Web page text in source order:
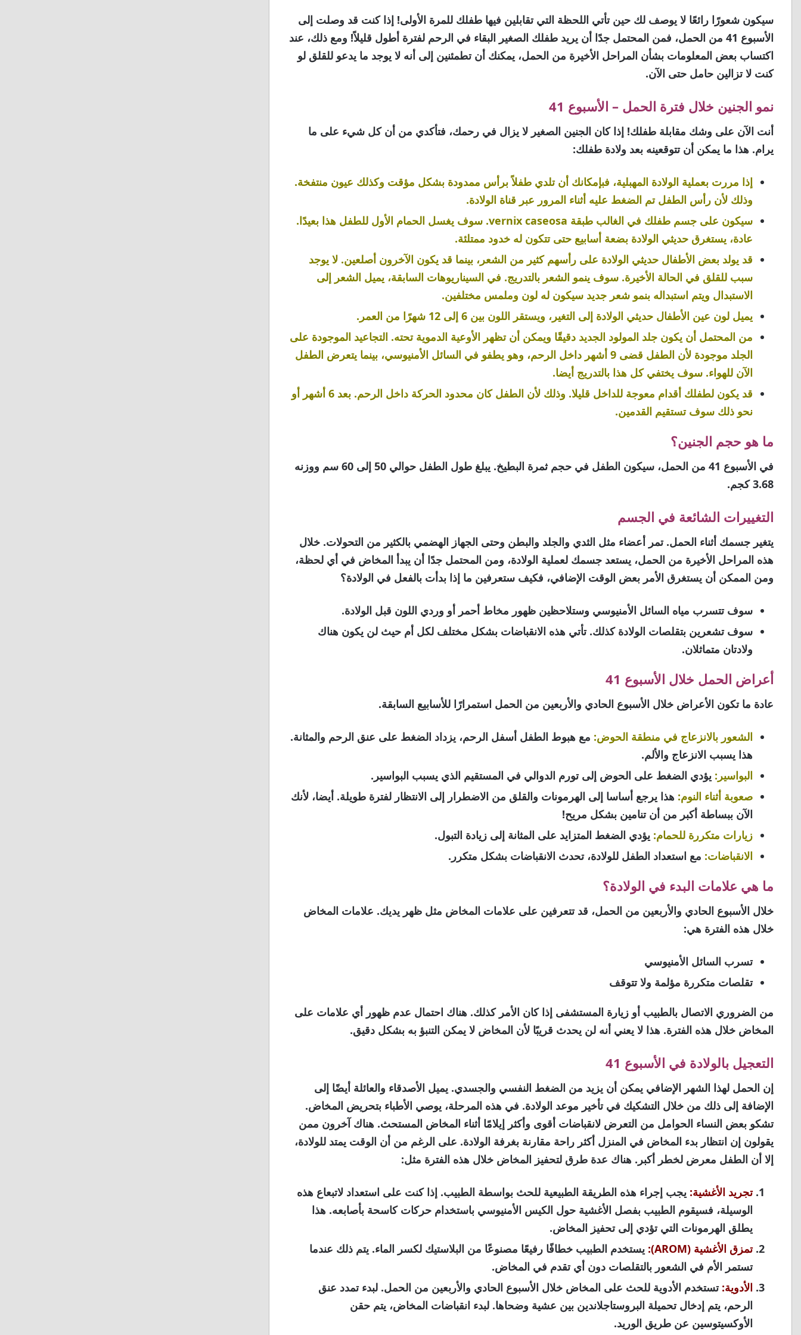
سيكون شعورًا رائعًا لا يوصف لك حين تأتي اللحظة التي تقابلين فيها طفلك للمرة الأولى! إذا كنت قد وصلت إلى
الأسبوع 41 من الحمل، فمن المحتمل جدًا أن يريد طفلك الصغير البقاء في الرحم لفترة أطول قليلاً! ومع ذلك، عند
اكتساب بعض المعلومات بشأن المراحل الأخيرة من الحمل، يمكنك أن تطمئنين إلى أنه لا يوجد ما يدعو للقلق لو
كنت لا تزالين حامل حتى الآن.
نمو الجنين خلال فترة الحمل – الأسبوع 41
أنت الآن على وشك مقابلة طفلك! إذا كان الجنين الصغير لا يزال في رحمك، فتأكدي من أن كل شيء على ما
يرام. هذا ما يمكن أن تتوقعينه بعد ولادة طفلك:
إذا مررت بعملية الولادة المهبلية، فبإمكانك أن تلدي طفلاً برأس ممدودة بشكل مؤقت وكذلك عيون منتفخة.
وذلك لأن رأس الطفل تم الضغط عليه أثناء المرور عبر قناة الولادة.
سيكون على جسم طفلك في الغالب طبقة vernix caseosa. سوف يغسل الحمام الأول للطفل هذا بعيدًا.
عادة، يستغرق حديثي الولادة بضعة أسابيع حتى تتكون له خدود ممتلئة.
قد يولد بعض الأطفال حديثي الولادة على رأسهم كثير من الشعر، بينما قد يكون الآخرون أصلعين. لا يوجد
سبب للقلق في الحالة الأخيرة. سوف ينمو الشعر بالتدريج. في السيناريوهات السابقة، يميل الشعر إلى
الاستبدال ويتم استبداله بنمو شعر جديد سيكون له لون وملمس مختلفين.
يميل لون عين الأطفال حديثي الولادة إلى التغير، ويستقر اللون بين 6 إلى 12 شهرًا من العمر.
من المحتمل أن يكون جلد المولود الجديد دقيقًا ويمكن أن تظهر الأوعية الدموية تحته. التجاعيد الموجودة على
الجلد موجودة لأن الطفل قضى 9 أشهر داخل الرحم، وهو يطفو في السائل الأمنيوسي، بينما يتعرض الطفل
الآن للهواء. سوف يختفي كل هذا بالتدريج أيضا.
قد يكون لطفلك أقدام معوجة للداخل قليلا. وذلك لأن الطفل كان محدود الحركة داخل الرحم. بعد 6 أشهر أو
نحو ذلك سوف تستقيم القدمين.
ما هو حجم الجنين؟
في الأسبوع 41 من الحمل، سيكون الطفل في حجم ثمرة البطيخ. يبلغ طول الطفل حوالي 50 إلى 60 سم ووزنه
3.68 كجم.
التغييرات الشائعة في الجسم
يتغير جسمك أثناء الحمل. تمر أعضاء مثل الثدي والجلد والبطن وحتى الجهاز الهضمي بالكثير من التحولات. خلال
هذه المراحل الأخيرة من الحمل، يستعد جسمك لعملية الولادة، ومن المحتمل جدًا أن يبدأ المخاض في أي لحظة،
ومن الممكن أن يستغرق الأمر بعض الوقت الإضافي، فكيف ستعرفين ما إذا بدأت بالفعل في الولادة؟
سوف تتسرب مياه السائل الأمنيوسي وستلاحظين ظهور مخاط أحمر أو وردي اللون قبل الولادة.
سوف تشعرين بتقلصات الولادة كذلك. تأتي هذه الانقباضات بشكل مختلف لكل أم حيث لن يكون هناك
ولادتان متماثلان.
أعراض الحمل خلال الأسبوع 41
عادة ما تكون الأعراض خلال الأسبوع الحادي والأربعين من الحمل استمرارًا للأسابيع السابقة.
الشعور بالانزعاج في منطقة الحوض: مع هبوط الطفل أسفل الرحم، يزداد الضغط على عنق الرحم والمثانة.
هذا يسبب الانزعاج والألم.
البواسير: يؤدي الضغط على الحوض إلى تورم الدوالي في المستقيم الذي يسبب البواسير.
صعوبة أثناء النوم: هذا يرجع أساسا إلى الهرمونات والقلق من الاضطرار إلى الانتظار لفترة طويلة. أيضا، لأنك
الآن ببساطة أكبر من أن تنامين بشكل مريح!
زيارات متكررة للحمام: يؤدي الضغط المتزايد على المثانة إلى زيادة التبول.
الانقباضات: مع استعداد الطفل للولادة، تحدث الانقباضات بشكل متكرر.
ما هي علامات البدء في الولادة؟
خلال الأسبوع الحادي والأربعين من الحمل، قد تتعرفين على علامات المخاض مثل ظهر يديك. علامات المخاض
خلال هذه الفترة هي:
تسرب السائل الأمنيوسي
تقلصات متكررة مؤلمة ولا تتوقف
من الضروري الاتصال بالطبيب أو زيارة المستشفى إذا كان الأمر كذلك. هناك احتمال عدم ظهور أي علامات على
المخاض خلال هذه الفترة. هذا لا يعني أنه لن يحدث قريبًا لأن المخاض لا يمكن التنبؤ به بشكل دقيق.
التعجيل بالولادة في الأسبوع 41
إن الحمل لهذا الشهر الإضافي يمكن أن يزيد من الضغط النفسي والجسدي. يميل الأصدقاء والعائلة أيضًا إلى
الإضافة إلى ذلك من خلال التشكيك في تأخير موعد الولادة. في هذه المرحلة، يوصي الأطباء بتحريض المخاض.
تشكو بعض النساء الحوامل من التعرض لانقباضات أقوى وأكثر إيلامًا أثناء المخاض المستحث. هناك آخرون ممن
يقولون إن انتظار بدء المخاض في المنزل أكثر راحة مقارنة بغرفة الولادة. على الرغم من أن الوقت يمتد للولادة،
إلا أن الطفل معرض لخطر أكبر. هناك عدة طرق لتحفيز المخاض خلال هذه الفترة مثل:
تجريد الأغشية: يجب إجراء هذه الطريقة الطبيعية للحث بواسطة الطبيب. إذا كنت على استعداد لاتبعاع هذه
الوسيلة، فسيقوم الطبيب بفصل الأغشية حول الكيس الأمنيوسي باستخدام حركات كاسحة بأصابعه. هذا
يطلق الهرمونات التي تؤدي إلى تحفيز المخاض.
تمزق الأغشية (AROM):
يستخدم الطبيب خطافًا رفيعًا مصنوعًا من البلاستيك لكسر الماء. يتم ذلك عندما
تستمر الأم في الشعور بالتقلصات دون أي تقدم في المخاض.
الأدوية: تستخدم الأدوية للحث على المخاض خلال الأسبوع الحادي والأربعين من الحمل. لبدء تمدد عنق
الرحم، يتم إدخال تحميلة البروستاجلاندين بين عشية وضحاها. لبدء انقباضات المخاض، يتم حقن
الأوكسيتوسين عن طريق الوريد.